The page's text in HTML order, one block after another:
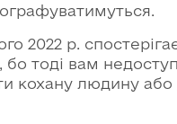
2022 р.
тоді вам
кохану людину